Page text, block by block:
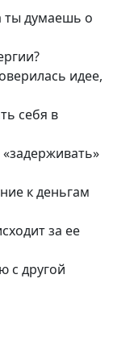
ты думаешь о
идее,
себя в
к деньгам
за ее
с другой